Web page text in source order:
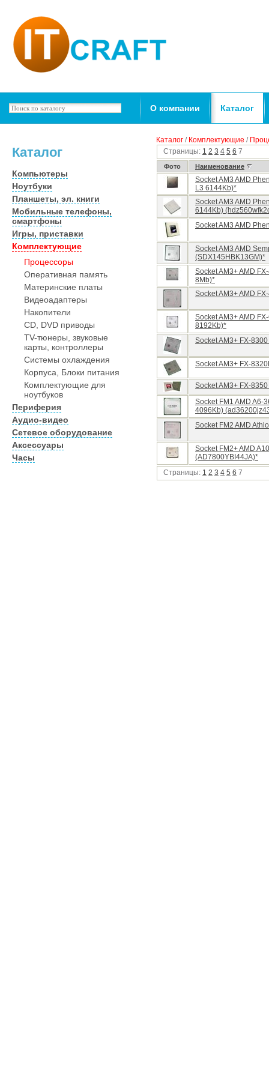
О компании Каталог
Каталог
Компьютеры
Ноутбуки
Планшеты, эл. книги
Мобильные телефоны,
смартфоны
Игры, приставки
Комплектующие
Процессоры
Оперативная память
Материнские платы
Видеоадаптеры
Накопители
CD, DVD приводы
TV-тюнеры, звуковые
карты, контроллеры
Системы охлаждения
Корпуса, Блоки питания
Комплектующие для
ноутбуков
Периферия
Аудио-видео
Сетевое оборудование
Аксессуары
Часы
Каталог / Комплектующие /
Страницы: 1 2 3 4 5 6 7
Фото Наименование
Socket AM3 AMD
L3 6144Kb)*
Socket AM3 AMD
6144Kb)
Socket AM3 AMD
Socket AM3 AMD
(SDX145HBK13GM)*
Socket AM3+ AMD
8Mb)*
Socket AM3+ AMD
Socket AM3+ AMD
8192Kb)*
Socket AM3+ FX-
Socket AM3+ FX-
Socket AM3+ FX-
Socket FM1 AMD A6-
4096Kb)
Socket FM2 AMD
Socket FM2+ AMD
(AD7800YBI44JA)*
Страницы: 1 2 3 4 5 6 7